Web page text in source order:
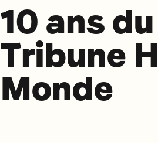
10 ans
Tribune
Monde